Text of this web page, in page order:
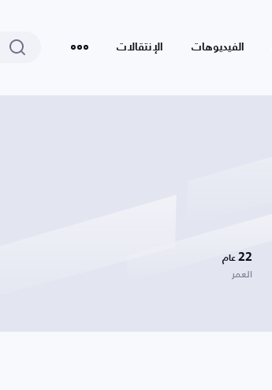
الفيديوهات الإنتقالات
22 عام
العمر